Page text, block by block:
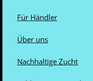
Für Händler
Über uns
Nachhaltige Zucht